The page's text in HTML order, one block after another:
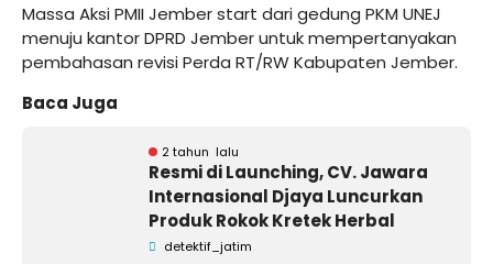
Massa Aksi PMII Jember start dari gedung PKM UNEJ
menuju kantor DPRD Jember untuk mempertanyakan
pembahasan revisi Perda RT/RW Kabupaten Jember.
Baca Juga
2 tahun lalu
Resmi di Launching, CV. Jawara
Internasional Djaya Luncurkan
Produk Rokok Kretek Herbal
detektif_jatim